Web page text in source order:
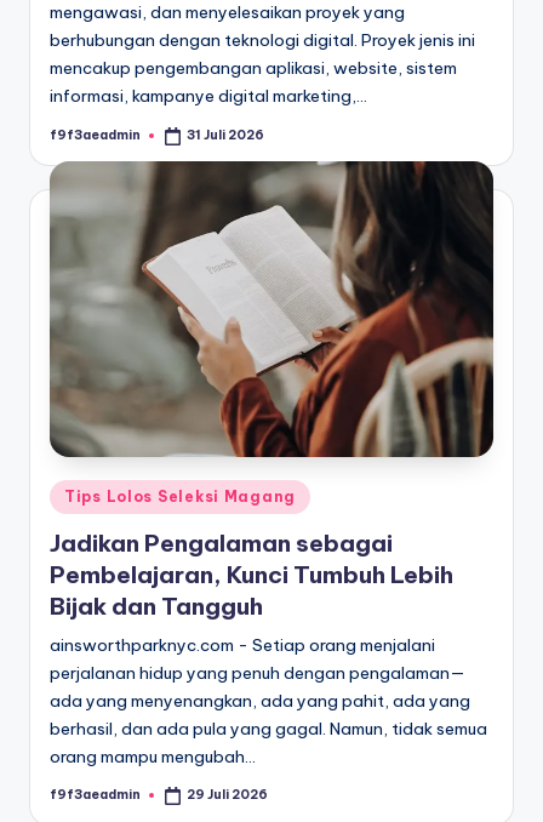
mengawasi, dan menyelesaikan proyek yang
berhubungan dengan teknologi digital. Proyek jenis ini
mencakup pengembangan aplikasi, website, sistem
informasi, kampanye digital marketing,…
Posted
f9f3aeadmin 31 Juli 2026
Posted
in
Tips Lolos Seleksi Magang
Jadikan Pengalaman sebagai
Pembelajaran, Kunci Tumbuh Lebih
Bijak dan Tangguh
ainsworthparknyc.com - Setiap orang menjalani
perjalanan hidup yang penuh dengan pengalaman—
ada yang menyenangkan, ada yang pahit, ada yang
berhasil, dan ada pula yang gagal. Namun, tidak semua
orang mampu mengubah…
Posted
f9f3aeadmin 29 Juli 2026